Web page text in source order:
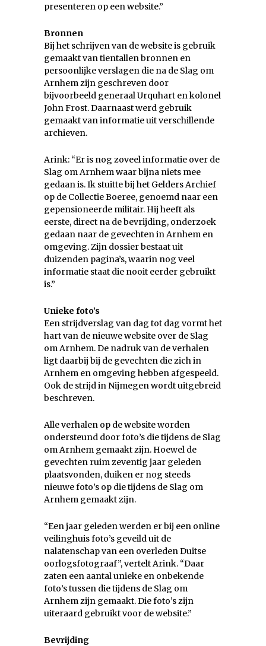
presenteren op een website.”
Bronnen
Bij het schrijven van de website is gebruik
gemaakt van tientallen bronnen en
persoonlijke verslagen die na de Slag om
Arnhem zijn geschreven door
bijvoorbeeld generaal Urquhart en kolonel
John Frost. Daarnaast werd gebruik
gemaakt van informatie uit verschillende
archieven.
Arink: “Er is nog zoveel informatie over de
Slag om Arnhem waar bijna niets mee
gedaan is. Ik stuitte bij het Gelders Archief
op de Collectie Boeree, genoemd naar een
gepensioneerde militair. Hij heeft als
eerste, direct na de bevrijding, onderzoek
gedaan naar de gevechten in Arnhem en
omgeving. Zijn dossier bestaat uit
duizenden pagina’s, waarin nog veel
informatie staat die nooit eerder gebruikt
is.”
Unieke foto’s
Een strijdverslag van dag tot dag vormt het
hart van de nieuwe website over de Slag
om Arnhem. De nadruk van de verhalen
ligt daarbij bij de gevechten die zich in
Arnhem en omgeving hebben afgespeeld.
Ook de strijd in Nijmegen wordt uitgebreid
beschreven.
Alle verhalen op de website worden
ondersteund door foto’s die tijdens de Slag
om Arnhem gemaakt zijn. Hoewel de
gevechten ruim zeventig jaar geleden
plaatsvonden, duiken er nog steeds
nieuwe foto’s op die tijdens de Slag om
Arnhem gemaakt zijn.
“Een jaar geleden werden er bij een online
veilinghuis foto’s geveild uit de
nalatenschap van een overleden Duitse
oorlogsfotograaf”, vertelt Arink. “Daar
zaten een aantal unieke en onbekende
foto’s tussen die tijdens de Slag om
Arnhem zijn gemaakt. Die foto’s zijn
uiteraard gebruikt voor de website.”
Bevrijding